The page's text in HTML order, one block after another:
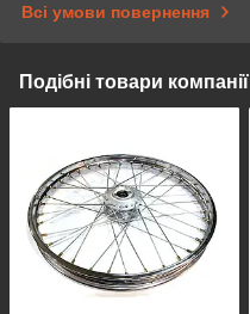
Всі умови повернення
Подібні товари компанії